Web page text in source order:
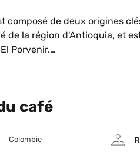
composé de deux origines
de la région d'Antioquia, et
Porvenir.
résulte rappelle les fruits à
café
Colombie